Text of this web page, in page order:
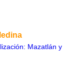
Mazatlán y